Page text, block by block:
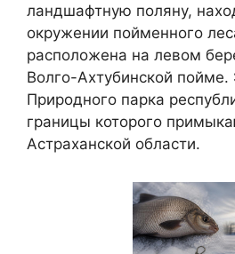
ландшафтную поляну,
окружении пойменного
расположена на левом
Волго-Ахтубинской пойме.
Природного парка
границы которого
Астраханской области.